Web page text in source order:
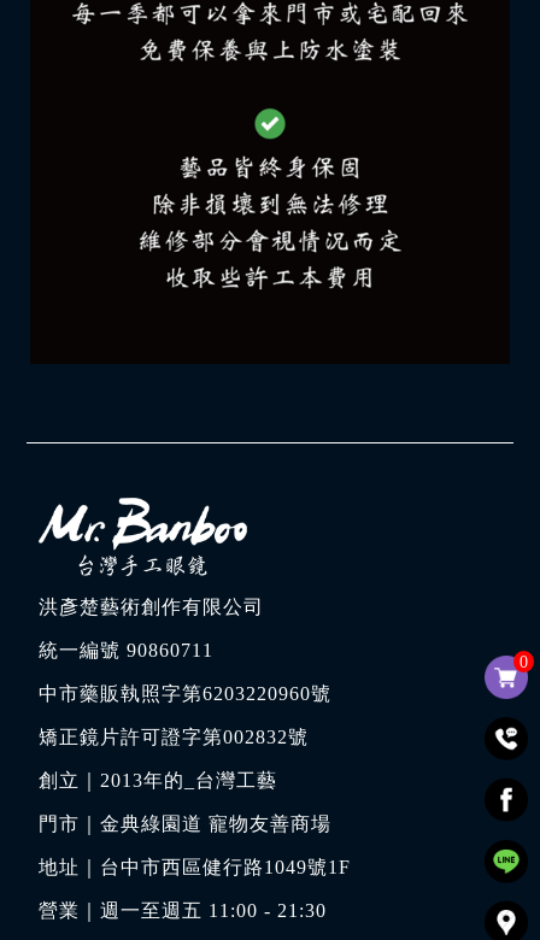
0
洪彥楚藝術創作有限公司
統一編號 90860711
中市藥販執照字第6203220960號
矯正鏡片許可證字第002832號
創立｜ 2013年的_台灣工藝
門市｜金典綠園道 寵物友善商場
地址｜ 台中市西區健行路1049號1F
營業｜週一至週五 11:00 - 21:30